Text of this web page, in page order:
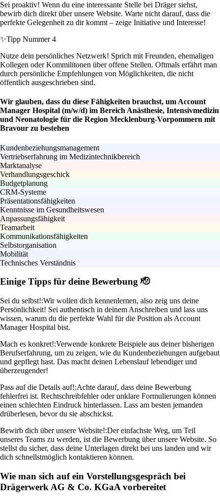
Sei proaktiv! Wenn du eine interessante Stelle bei Dräger siehst,
bewirb dich direkt über unsere Website. Warte nicht darauf, dass die
perfekte Gelegenheit zu dir kommt – zeige Initiative und Interesse!
✨Tipp Nummer 4
Nutze dein persönliches Netzwerk! Sprich mit Freunden, ehemaligen
Kollegen oder Kommilitonen über offene Stellen. Oftmals erfährt man
durch persönliche Empfehlungen von Möglichkeiten, die nicht
öffentlich ausgeschrieben sind.
Wir glauben, dass du diese Fähigkeiten brauchst, um Account
Manager Hospital (m/w/d) im Bereich Anästhesie, Intensivmedizin
und Neonatologie für die Region Mecklenburg-Vorpommern mit
Bravour zu bestehen
Kundenbeziehungsmanagement
Vertriebserfahrung im Medizintechnikbereich
Marktanalyse
Verhandlungsgeschick
Budgetplanung
CRM-Systeme
Präsentationsfähigkeiten
Kenntnisse im Gesundheitswesen
Anpassungsfähigkeit
Teamarbeit
Kommunikationsfähigkeiten
Selbstorganisation
Mobilität
Technisches Verständnis
Einige Tipps für deine Bewerbung 🫡
Sei du selbst!:Wir wollen dich kennenlernen, also zeig uns deine
Persönlichkeit! Sei authentisch in deinem Anschreiben und lass uns
wissen, warum du die perfekte Wahl für die Position als Account
Manager Hospital bist.
Mach es konkret!:Verwende konkrete Beispiele aus deiner bisherigen
Berufserfahrung, um zu zeigen, wie du Kundenbeziehungen aufgebaut
und gepflegt hast. Das macht deinen Lebenslauf lebendiger und
überzeugender!
Pass auf die Details auf!:Achte darauf, dass deine Bewerbung
fehlerfrei ist. Rechtschreibfehler oder unklare Formulierungen können
einen schlechten Eindruck hinterlassen. Lass am besten jemanden
drüberlesen, bevor du sie abschickst.
Bewirb dich über unsere Website!:Der einfachste Weg, um Teil
unseres Teams zu werden, ist die Bewerbung über unsere Website. So
stellst du sicher, dass deine Unterlagen direkt bei uns landen und wir
dich schnellstmöglich kontaktieren können.
Wie man sich auf ein Vorstellungsgespräch bei
Drägerwerk AG & Co. KGaA vorbereitet